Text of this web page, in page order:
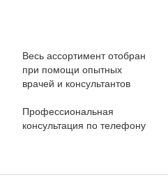
Весь ассортимент отобран
при помощи опытных
врачей и консультантов
Профессиональная
консультация по телефону